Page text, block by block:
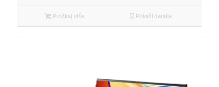
Pročitaj više Pokaži detalje